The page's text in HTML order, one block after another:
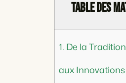
Table des
1. De la
aux Innovations